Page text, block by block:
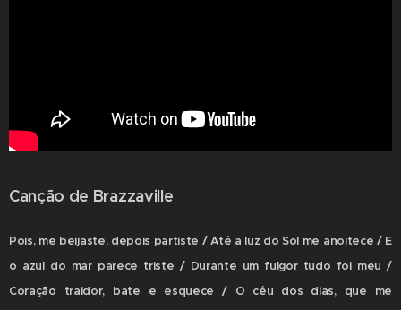
Canção de Brazzaville
Pois, me beijaste, depois partiste / Até a luz do Sol me anoitece / E
o azul do mar parece triste / Durante um fulgor tudo foi meu /
Coração traidor, bate e esquece / O céu dos dias, que me